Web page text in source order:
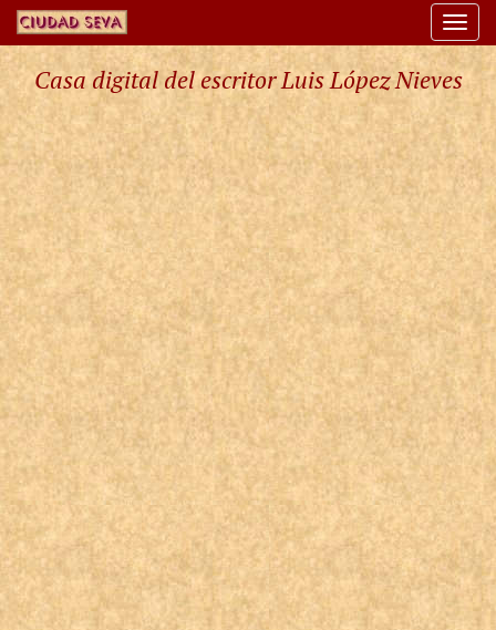
Casa digital del escritor Luis López Nieves